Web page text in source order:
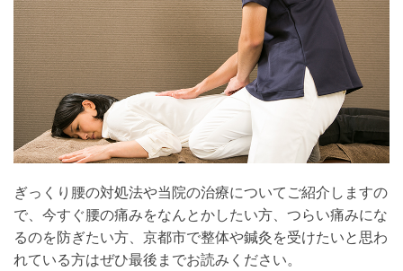
ぎっくり腰の対処法や当院の治療についてご紹介しますの
で、今すぐ腰の痛みをなんとかしたい方、つらい痛みにな
るのを防ぎたい方、京都市で整体や鍼灸を受けたいと思わ
れている方はぜひ最後までお読みください。